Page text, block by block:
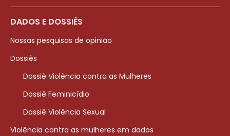
DADOS E DOSSIÊS
Nossas pesquisas de opinião
Dossiês
Dossiê Violência contra as Mulheres
Dossiê Feminicídio
Dossiê Violência Sexual
Violência contra as mulheres em dados